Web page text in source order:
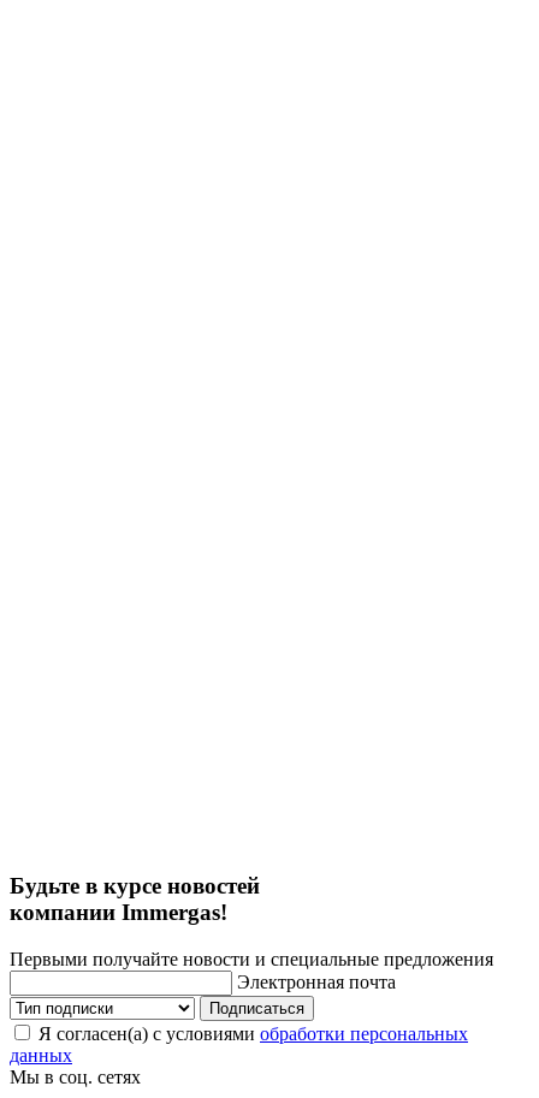
Будьте в курсе новостей
компании Immergas!
Первыми получайте новости и специальные предложения
Электронная почта
Подписаться
Я согласен(а) с условиями обработки персональных
данных
Мы в соц. сетях